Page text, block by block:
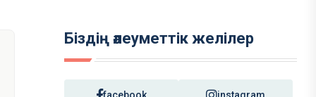
Біздің әлеуметтік желілер